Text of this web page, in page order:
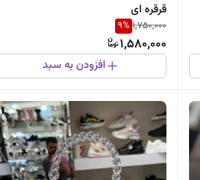
قرقره ای
1,750,000
9%
1,580,000
افزودن به سبد